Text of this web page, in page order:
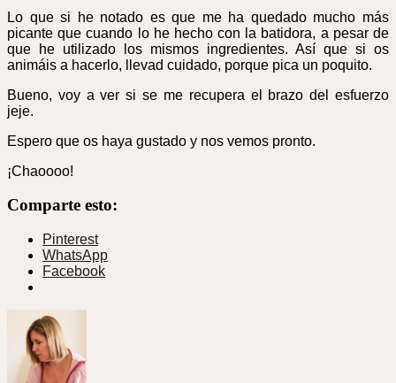
Lo que si he notado es que me ha quedado mucho más
picante que cuando lo he hecho con la batidora, a pesar de
que he utilizado los mismos ingredientes. Así que si os
animáis a hacerlo, llevad cuidado, porque pica un poquito.
Bueno, voy a ver si se me recupera el brazo del esfuerzo
jeje.
Espero que os haya gustado y nos vemos pronto.
¡Chaoooo!
Comparte esto:
Pinterest
WhatsApp
Facebook